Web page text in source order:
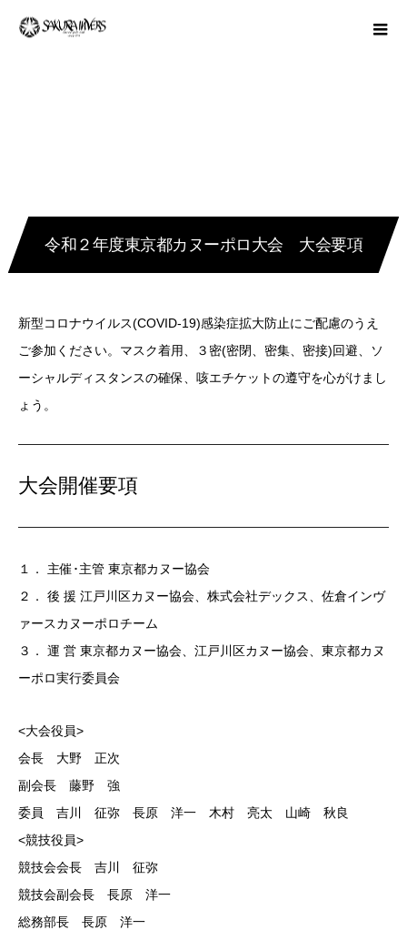
令和２年度東京都カヌーポロ大会 大会要項
新型コロナウイルス(COVID-19)感染症拡大防止にご配慮のうえ
ご参加ください。マスク着用、３密(密閉、密集、密接)回避、ソ
ーシャルディスタンスの確保、咳エチケットの遵守を心がけまし
ょう。
大会開催要項
１． 主催･主管 東京都カヌー協会
２． 後 援 江戸川区カヌー協会、株式会社デックス、佐倉インヴ
ァースカヌーポロチーム
３． 運 営 東京都カヌー協会、江戸川区カヌー協会、東京都カヌ
ーポロ実行委員会
<大会役員>
会長 大野 正次
副会長 藤野 強
委員 吉川 征弥 長原 洋一 木村 亮太 山崎 秋良
<競技役員>
競技会会長 吉川 征弥
競技会副会長 長原 洋一
総務部長 長原 洋一